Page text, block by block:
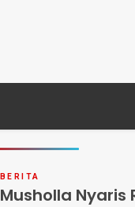
BERITA
Musholla Nyaris